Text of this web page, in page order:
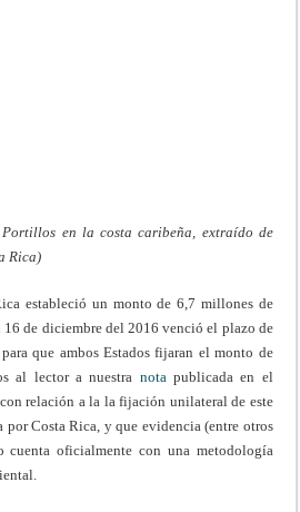
en la costa caribeña, extraído de
Rica)
estableció un monto de 6,7 millones de
de diciembre del 2016 venció el plazo de
que ambos Estados fijaran el monto de
al lector a nuestra notapublicada en el
relación a la la fijación unilateral de este
Costa Rica, y que evidencia (entre otros
cuenta oficialmente con una metodología